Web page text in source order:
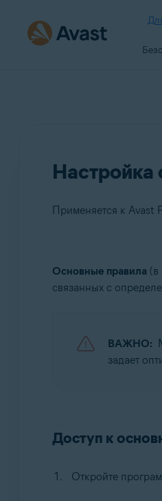
Настройка
Применяется к Avast
Avast Premium
Операционные
Microsoft
Основные правила(в
связанных с
ВАЖНО:
задает
Доступ к
Откройте